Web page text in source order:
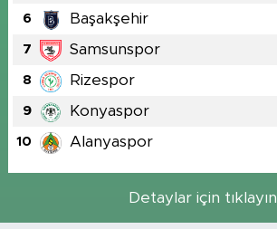
6 Başakşehir
7 Samsunspor
8 Rizespor
9 Konyaspor
10 Alanyaspor
Detaylar için tıklayın